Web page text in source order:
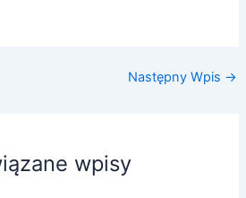
Następny Wpis →
wpisy